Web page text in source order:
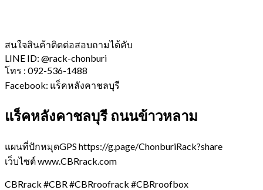
สนใจสินค้าติดต่อสอบถามได้คับ
LINE ID: @rack-chonburi
โทร : 092-536-1488
Facebook: แร็คหลังคาชลบุรี
แร็คหลังคาชลบุรี ถนนข้าวหลาม
แผนที่ปักหมุดGPS https://g.page/ChonburiRack?share
เว็บไซต์ www.CBRrack.com
CBRrack #CBR #CBRroofrack #CBRroofbox